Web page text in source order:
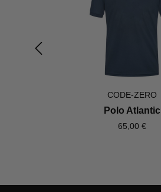
CODE-ZERO
Polo Atlantic
65,00 €